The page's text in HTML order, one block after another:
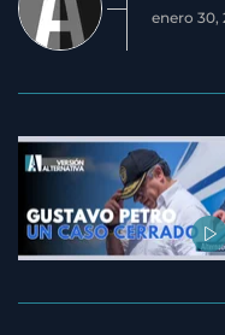
enero 30,